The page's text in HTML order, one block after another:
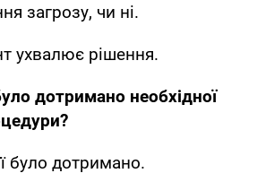
загрозу, чи ні.
ухвалює рішення.
дотримано необхідної
було дотримано.